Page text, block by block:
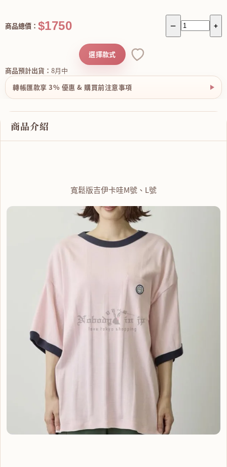
－ +
商品總價： $1750
商品預計出貨： 8月中
選擇款式
轉帳匯款享 3% 優惠 & 購買前注意事項
商品介紹
寬鬆版吉伊卡哇M號、L號